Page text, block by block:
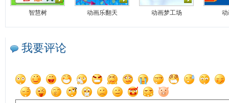
智慧树 动画乐翻天 动画梦工场 动
我要评论